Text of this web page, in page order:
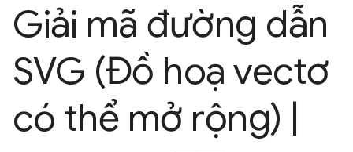
Giải mã đường dẫn
SVG (Đồ hoạ vectơ
có thể mở rộng)